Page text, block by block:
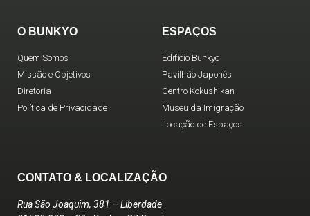
O BUNKYO
Quem Somos
Missão e Objetivos
Diretoria
Política de Privacidade
ESPAÇOS
Edifício Bunkyo
Pavilhão Japonês
Centro Kokushikan
Museu da Imigração
Locação de Espaços
CONTATO & LOCALIZAÇÃO
Rua São Joaquim, 381 – Liberdade